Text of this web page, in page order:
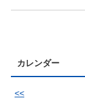
カレンダー
<<